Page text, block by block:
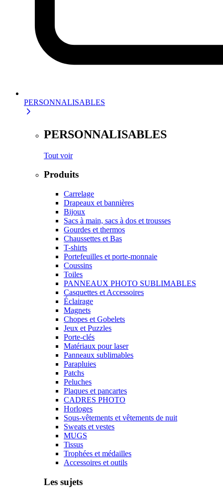
PERSONNALISABLES
PERSONNALISABLES
Tout voir
Produits
Carrelage
Drapeaux et bannières
Bijoux
Sacs à main, sacs à dos et trousses
Gourdes et thermos
Chaussettes et Bas
T-shirts
Portefeuilles et porte-monnaie
Coussins
Toiles
PANNEAUX PHOTO SUBLIMABLES
Casquettes et Accessoires
Éclairage
Magnets
Chopes et Gobelets
Jeux et Puzzles
Porte-clés
Matériaux pour laser
Panneaux sublimables
Parapluies
Patchs
Peluches
Plaques et pancartes
CADRES PHOTO
Horloges
Sous-vêtements et vêtements de nuit
Sweats et vestes
MUGS
Tissus
Trophées et médailles
Accessoires et outils
Les sujets